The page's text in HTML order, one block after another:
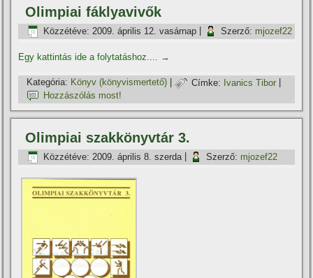
Olimpiai fáklyavivők
Közzétéve: 2009. április 12. vasárnap Szerző: mjozef22
Egy kattintás ide a folytatáshoz.... →
Kategória: Könyv (könyvismertető) | Címke: Ivanics Tibor
Hozzászólás most!
Olimpiai szakkönyvtár 3.
Közzétéve: 2009. április 8. szerda Szerző: mjozef22